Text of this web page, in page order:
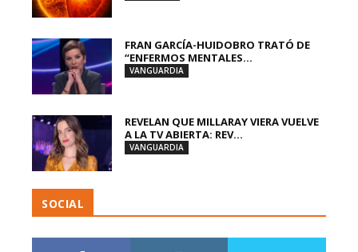
FRAN GARCÍA-HUIDOBRO TRATÓ DE
“ENFERMOS MENTALES...
VANGUARDIA
REVELAN QUE MILLARAY VIERA VUELVE
A LA TV ABIERTA: REV...
VANGUARDIA
SOCIAL